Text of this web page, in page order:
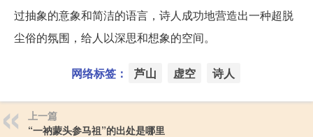
过抽象的意象和简洁的语言，诗人成功地营造出一种超脱
尘俗的氛围，给人以深思和想象的空间。
网络标签： 芦山 虚空 诗人
上一篇
“一衲蒙头参马祖”的出处是哪里